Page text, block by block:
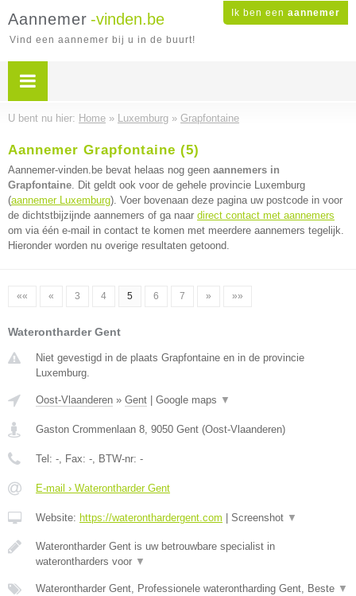
Ik ben een aannemer
Aannemer -vinden.be
Vind een aannemer bij u in de buurt!
U bent nu hier: Home » Luxemburg » Grapfontaine
Aannemer Grapfontaine (5)
Aannemer-vinden.be bevat helaas nog geen aannemers in
Grapfontaine. Dit geldt ook voor de gehele provincie Luxemburg
(aannemer Luxemburg). Voer bovenaan deze pagina uw postcode in voor
de dichtstbijzijnde aannemers of ga naar direct contact met aannemers
om via één e-mail in contact te komen met meerdere aannemers tegelijk.
Hieronder worden nu overige resultaten getoond.
«« « 3 4 5 6 7 » »»
Waterontharder Gent
Niet gevestigd in de plaats Grapfontaine en in de provincie
Luxemburg.
Oost-Vlaanderen » Gent Google maps ▼
Gaston Crommenlaan 8, 9050 Gent (Oost-Vlaanderen)
Tel: -, Fax: -, BTW-nr: -
E-mail › Waterontharder Gent
Website: https://wateronthardergent.com Screenshot ▼
Waterontharder Gent is uw betrouwbare specialist in
waterontharders voor ▼
Waterontharder Gent, Professionele waterontharding Gent, Beste ▼